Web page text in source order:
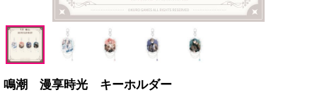
鳴潮 漫享時光 キーホルダー